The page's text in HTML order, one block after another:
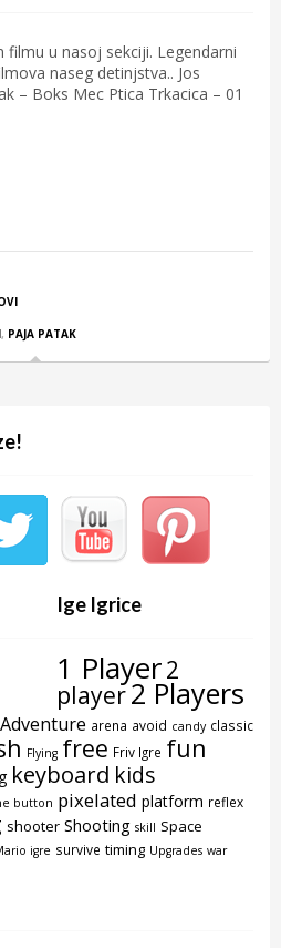
u nasoj sekciji. Legendarni
naseg detinjstva.. Jos
– Boks Mec Ptica Trkacica – 01
, PAJA PATAK
Ige Igrice
1 Player2
player2 Players
Adventure arena avoid candy classic
Flying free Friv Igre fun
keyboard kids
button pixelated platform reflex
shooter Shooting skill Space
igre survive timing Upgrades war